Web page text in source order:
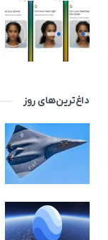
داغ‌ترین‌های روز